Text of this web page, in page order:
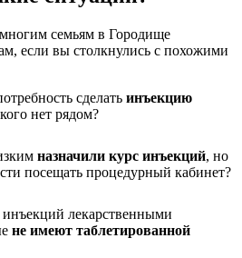
семьям в Городище
если вы столкнулись с похожими
сделать инъекцию
нет рядом?
назначили курс инъекций, но
посещать процедурный кабинет?
инъекций лекарственными
не имеют таблетированной